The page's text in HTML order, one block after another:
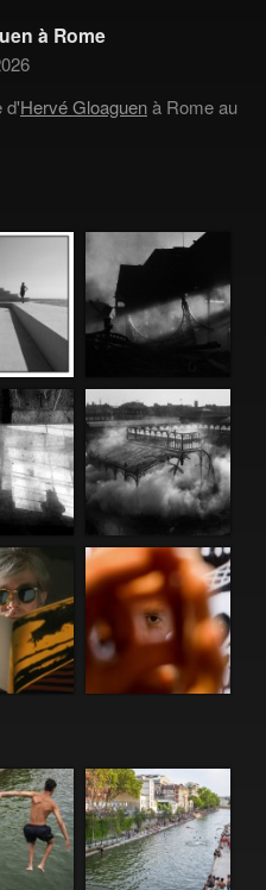
à Rome
d'Hervé Gloaguenà Rome au